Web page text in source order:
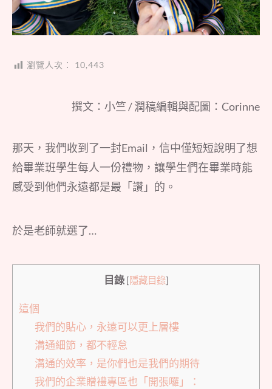
瀏覽人次： 10,443
撰文：小竺 / 潤稿編輯與配圖：Corinne
那天，我們收到了一封Email，信中僅短短說明了想
給畢業班學生每人一份禮物，讓學生們在畢業時能
感受到他們永遠都是最「讚」的。
於是老師就選了…
目錄 [隱藏目錄]
這個
我們的貼心，永遠可以更上層樓
溝通細節，都不輕怠
溝通的效率，是你們也是我們的期待
我們的企業贈禮專區也「開張囉」：